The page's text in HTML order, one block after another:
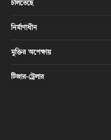
চলিতেছে
নির্মাণাধীন
মুক্তির অপেক্ষায়
টিজার-ট্রেলার